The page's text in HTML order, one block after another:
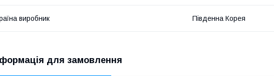
виробник Південна Корея
для замовлення